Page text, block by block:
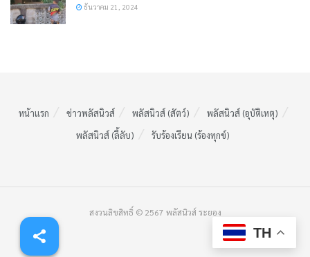
ธันวาคม 21, 2024
หน้าแรก ข่าวพลัสนิวส์ พลัสนิวส์ (สัตว์)
พลัสนิวส์ (อุบัติเหตุ)
พลัสนิวส์ (ลี้ลับ)
รับร้องเรียน (ร้องทุกข์)
สงวนลิขสิทธิ์ © 2567 พลัสนิวส์ ระยอง
TH